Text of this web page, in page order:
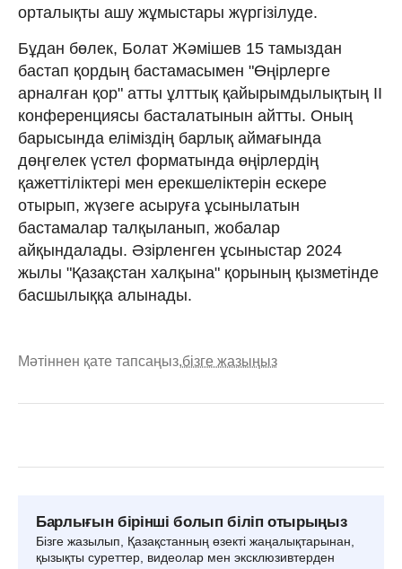
орталықты ашу жұмыстары жүргізілуде.
Бұдан бөлек, Болат Жәмішев 15 тамыздан
бастап қордың бастамасымен "Өңірлерге
арналған қор" атты ұлттық қайырымдылықтың II
конференциясы басталатынын айтты. Оның
барысында еліміздің барлық аймағында
дөңгелек үстел форматында өңірлердің
қажеттіліктері мен ерекшеліктерін ескере
отырып, жүзеге асыруға ұсынылатын
бастамалар талқыланып, жобалар
айқындалады. Әзірленген ұсыныстар 2024
жылы "Қазақстан халқына" қорының қызметінде
басшылыққа алынады.
Мәтіннен қате тапсаңыз,бізге жазыңыз
Барлығын бірінші болып біліп отырыңыз
Бізге жазылып, Қазақстанның өзекті жаңалықтарынан,
қызықты суреттер, видеолар мен эксклюзивтерден